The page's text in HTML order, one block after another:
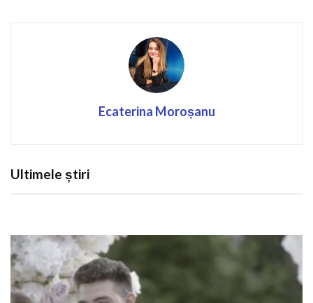
Ecaterina Moroșanu
Ultimele știri